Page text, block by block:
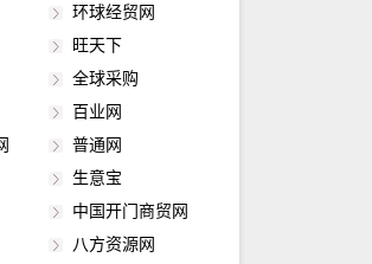
电磁阀 全铜电磁阀，SLDF常
塞电磁阀 ZCM电磁阀|煤气电
高压电磁阀 低温电磁阀 用型
磁阀 液体电磁阀 油用电磁阀
阀 电磁阀ZW 电磁阀ZQDF
电磁阀
业的改造和更新换代，而且
，从而成为21世纪新的经济
立在微电子机械系统
上的，已成功应用在硅器件
器。传感器流体传感器——触
物理类，基于力、热、光、
于酶、抗体、和激素等分子
基本感知功能可分为热敏元
、DBD、ZDB、Z2DB，
DR10DP、ZDR6、ZDR10、
流阀：Z2FS6、Z2FS10、
调速阀：2FRM5、
平衡阀：FD12FA、
、FD16FA，继电器：
、4WRE、4WREE、
、4WRZ、4WRZE、
各种用途的液压润滑动力
执行器。管道安装技术：球
接头、胶管总成、快速接
压力表开关、测压软管、测
滤器、钟型产品质量如何？
、Z2S、SL10、SL20、
，插装阀：LC、LFA. 溢流
、DBD、ZDB、Z2DB，
DR10DP、ZDR6、ZDR10、
流阀：Z2FS6、Z2FS10、
；调速阀：2FRM5、
、FD16FA，继电器：
电子单元：VT、0811. 比例方
维修 BOSCH比例阀维修力士
，德国力士乐滑块 德国力士
，rexroth导轨力士乐滤芯
过滤器德国力士乐滤芯德国
照快速报价 德国力士乐滤
沃驰气动阀安沃驰气缸 安沃弛
气缸，aventics传感器
益机电 www.qztyjd.com
环球经贸网
旺天下
全球采购
百业网
普通网
生意宝
中国开门商贸网
八方资源网